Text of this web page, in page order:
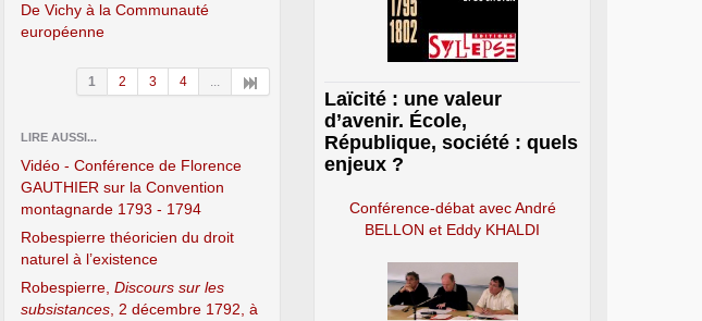
De Vichy à la Communauté
européenne
1 2 3 4 ...
LIRE AUSSI...
Vidéo - Conférence de Florence
GAUTHIER sur la Convention
montagnarde 1793 - 1794
Robespierre théoricien du droit
naturel à l’existence
Robespierre, Discours sur les
subsistances , 2 décembre 1792, à
Laïcité : une valeur
d’avenir. École,
République, société : quels
enjeux ?
Conférence-débat avec André
BELLON et Eddy KHALDI